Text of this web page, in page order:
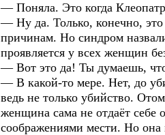
— Поняла. Это когда
— Ну да. Только, конечно, это
причинам. Но синдром
проявляется у всех женщин
— Вот это да! Ты думаешь,
— В какой-то мере. Нет, до
ведь не только убийство.
женщина сама не отдаёт себе
соображениями мести. Но